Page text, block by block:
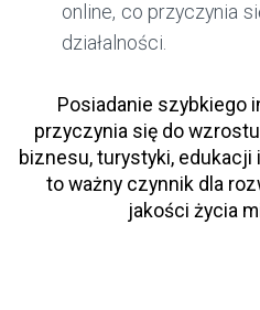
online, co przyczynia
działalności.
Posiadanie szybkiego
przyczynia się do
biznesu, turystyki,
to ważny czynnik dla
jakości życia